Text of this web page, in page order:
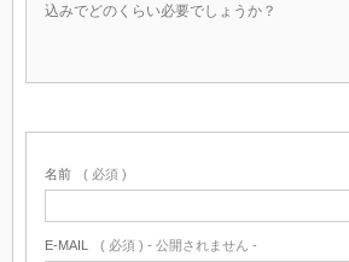
込みでどのくらい必要でしょうか？
名前 ( 必須 )
E-MAIL ( 必須 ) - 公開されません -